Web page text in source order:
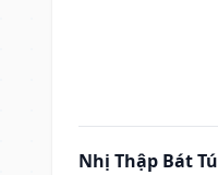
Nhị Thập Bát Tú